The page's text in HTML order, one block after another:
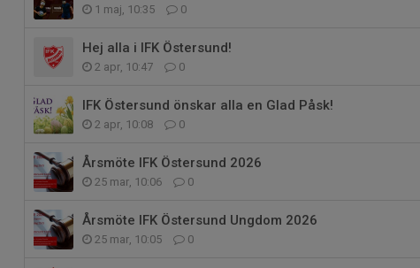
1 maj, 10:35 0
Hej alla i IFK Östersund!
2 apr, 10:47 0
IFK Östersund önskar alla en Glad Påsk!
2 apr, 10:08 0
Årsmöte IFK Östersund 2026
25 mar, 10:06 0
Årsmöte IFK Östersund Ungdom 2026
25 mar, 10:05 0